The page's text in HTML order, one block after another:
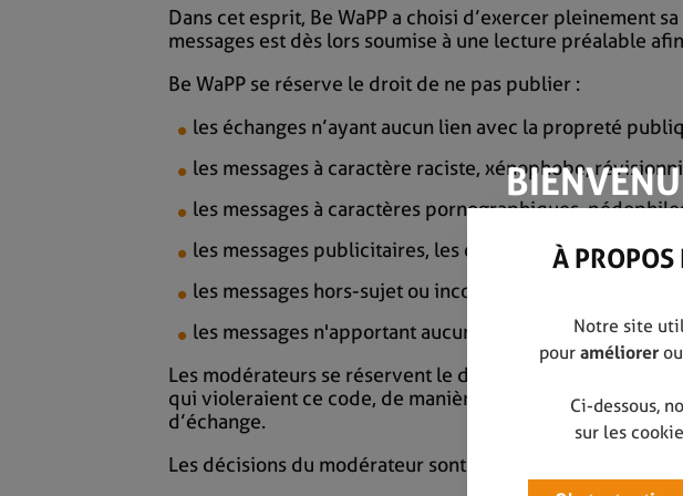
Dans cet esprit, Be WaPP a choisi d’exercer pleinement
messages est dès lors soumise à une lecture préalable
Be WaPP se réserve le droit de ne pas publier :
les échanges n’ayant aucun lien avec la propreté
les messages à caractère raciste, xénophobe,
les messages à caractères pornographiques,
les messages publicitaires, les offres d’emploi, les
les messages hors-sujet ou incompréhensibles ;
les messages n'apportant aucun élément de nature à
Les modérateurs se réservent le droit d’appliquer ces
qui violeraient ce code, de manière flagrante et/ou
d’échange.
Les décisions du modérateur sont souveraines.
À PROPOS
Notre site
pour améliorer ou
Ci-dessous,
sur les